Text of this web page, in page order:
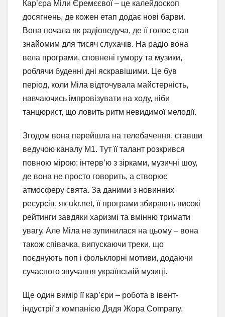
Кар’єра Міли Єремєєвої – це калейдоскоп
досягнень, де кожен етап додає нові барви.
Вона почала як радіоведуча, де її голос став
знайомим для тисяч слухачів. На радіо вона
вела програми, сповнені гумору та музики,
роблячи буденні дні яскравішими. Це був
період, коли Міла відточувала майстерність,
навчаючись імпровізувати на ходу, ніби
танцюрист, що ловить ритм невидимої мелодії.
Згодом вона перейшла на телебачення, ставши
ведучою каналу М1. Тут її талант розкрився
повною мірою: інтерв’ю з зірками, музичні шоу,
де вона не просто говорить, а створює
атмосферу свята. За даними з новинних
ресурсів, як ukr.net, її програми збирають високі
рейтинги завдяки харизмі та вмінню тримати
увагу. Але Міла не зупинилася на цьому – вона
також співачка, випускаючи треки, що
поєднують поп і фольклорні мотиви, додаючи
сучасного звучання українській музиці.
Ще один вимір її кар’єри – робота в івент-
індустрії з компанією Дядя Жора Company.